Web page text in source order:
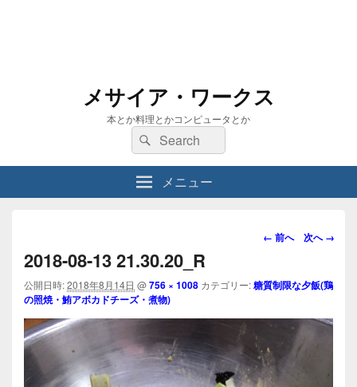
メサイア・ワークス
本とか料理とかコンピュータとか
検
索:
検
索
メニュー
画
ビ
ー
ョ
ン
← 前へ 次へ →
2018-08-13 21.30.20_R
公開日時:2018年8月14日 @756 × 1008 カテゴリー:糖質制限な夕飯(鶏
の照焼・鮪アボカドチーズ・煮物)